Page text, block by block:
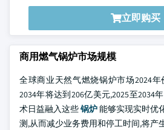
立即购买
商用燃气锅炉市场规模
全球商业天然气燃烧锅炉市场2024
2034年将达到206亿美元,2025至2034
术日益融入这些锅炉能够实现实时优
测,从而减少业务费用和停工时间,将产